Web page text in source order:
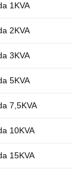
1KVA
2KVA
3KVA
5KVA
7,5KVA
10KVA
15KVA